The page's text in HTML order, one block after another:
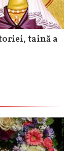
taină a